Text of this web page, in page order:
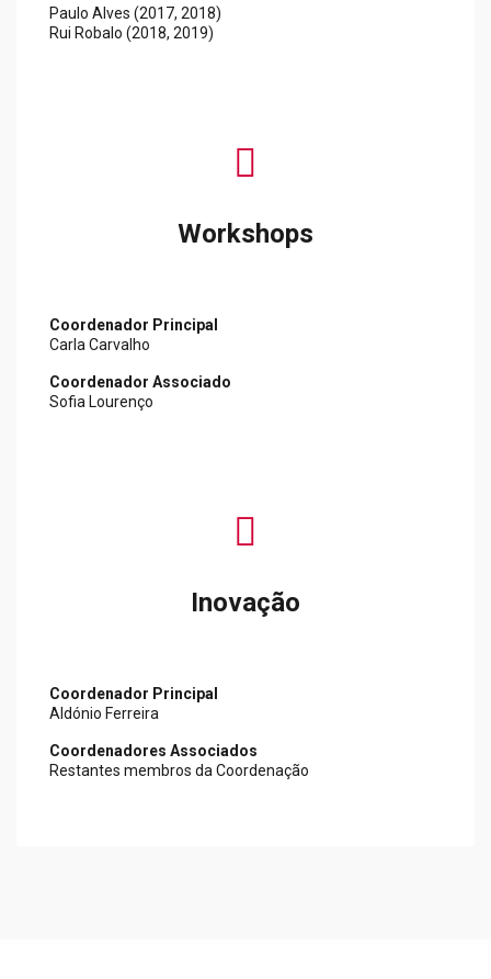
Paulo Alves (2017, 2018)
Rui Robalo (2018, 2019)
Workshops
Coordenador Principal
Carla Carvalho
Coordenador Associado
Sofia Lourenço
Inovação
Coordenador Principal
Aldónio Ferreira
Coordenadores Associados
Restantes membros da Coordenação